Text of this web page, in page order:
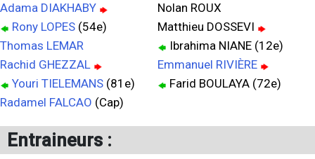
Adama DIAKHABY
Rony LOPES (54e)
Thomas LEMAR
Rachid GHEZZAL
Youri TIELEMANS (81e)
Radamel FALCAO (Cap)
Nolan ROUX
Matthieu DOSSEVI
Ibrahima NIANE (12e)
Emmanuel RIVIÈRE
Farid BOULAYA (72e)
Entraineurs :